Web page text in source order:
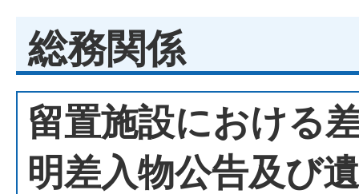
総務関係
留置施設における
明差入物公告及び